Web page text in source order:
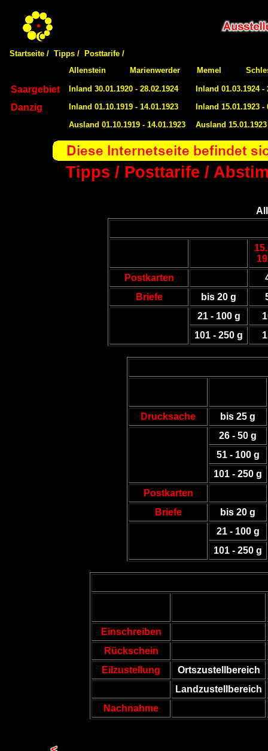
Startseite / Tipps /
Posttarife /
Allenstein
Marienwerder Memel
Saargebiet Inland 30.01.1920 - 28.02.1924 Inland 01.03.1924 -
Danzig Inland 01.10.1919 - 14.01.1923
Inland 15.01.1923 -
Ausland 01.10.1919 - 14.01.1923
Ausland
Tipps / Posttarife /
Postkarten
Briefe
bis 20 g
21 - 100 g
101 - 250 g
Drucksache
bis 25 g
26 - 50 g
51 - 100 g
101 - 250 g
Postkarten
Briefe
bis 20 g
21 - 100 g
101 - 250 g
Einschreiben
Rückschein
Eilzustellung
Ortszustellbereich
Landzustellbereich
Nachnahme